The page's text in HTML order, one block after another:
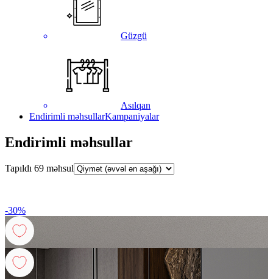
Güzgü
Asılqan
Endirimli məhsullarKampaniyalar
Endirimli məhsullar
Tapıldı 69 məhsul
-30%